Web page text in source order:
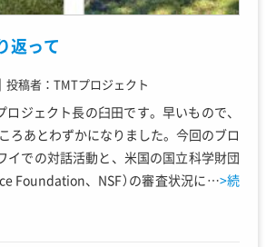
返って
｜ 投稿者：TMTプロジェクト
ロジェクト長の臼田です。早いもので、
ろあとわずかになりました。今回のブロ
イでの対話活動と、米国の国立科学財団
Foundation、NSF）の審査状況に…>続